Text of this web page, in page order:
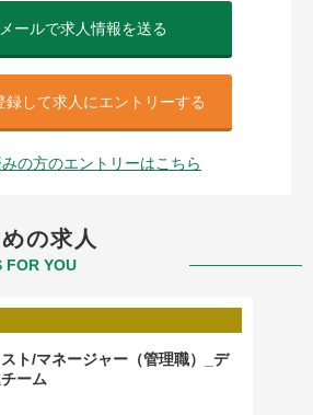
メールで求人情報を送る
録して求人にエントリーする
の方のエントリーはこちら
の求人
FOR YOU
ト/マネージャー（管理職）_デ
ーム